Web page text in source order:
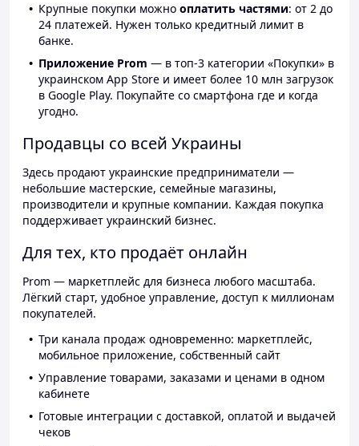
Крупные покупки можно оплатить частями: от 2 до
24 платежей. Нужен только кредитный лимит в
банке.
Приложение Prom — в топ-3 категории «Покупки» в
украинском App Store и имеет более 10 млн загрузок
в Google Play. Покупайте со смартфона где и когда
угодно.
Продавцы со всей Украины
Здесь продают украинские предприниматели —
небольшие мастерские, семейные магазины,
производители и крупные компании. Каждая покупка
поддерживает украинский бизнес.
Для тех, кто продаёт онлайн
Prom — маркетплейс для бизнеса любого масштаба.
Лёгкий старт, удобное управление, доступ к миллионам
покупателей.
Три канала продаж одновременно: маркетплейс,
мобильное приложение, собственный сайт
Управление товарами, заказами и ценами в одном
кабинете
Готовые интеграции с доставкой, оплатой и выдачей
чеков